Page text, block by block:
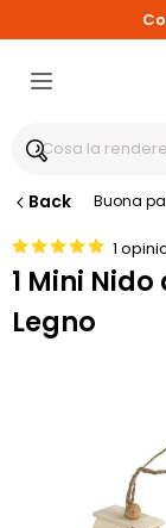
Back Buona
1
1 Mini
Legno